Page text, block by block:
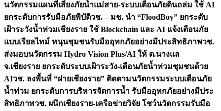
นวัตกรรมแผนที่เสี่ยงภัยน้ำแม่สาย-ระบบเตือนภัยดินถล่ม ใช้ AI
ยกระดับการรับมือภัยพิบัติวช. – มช. นำ “FloodBoy” ยกระดับ
เฝ้าระวังน้ำท่วมเชียงราย ใช้ Blockchain และ AI แจ้งเตือนภัย
แบบเรียลไทม์ หนุนชุมชนรับมืออุทกภัยอย่างมีประสิทธิภาพวช.
ส่งมอบนวัตกรรม Hydro Vision Plus/AI ให้ ต.นางแล
จ.เชียงราย ยกระดับระบบเฝ้าระวัง-เตือนภัยน้ำท่วมชุมชนด้วย
AIวช. ลงพื้นที่ “ฝายเชียงราย” ติดตามนวัตกรรมระบบเตือนภัย
น้ำท่วม ยกระดับการบริหารจัดการน้ำ รับมืออุทกภัยอย่างมีประ
สิทธิภาพวช. ผนึกเชียงราย-เครือข่ายวิจัย โชว์นวัตกรรมรับมือ